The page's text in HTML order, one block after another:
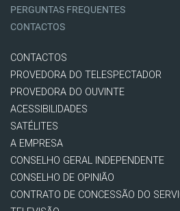
PERGUNTAS FREQUENTES
CONTACTOS
CONTACTOS
PROVEDORA DO TELESPECTADOR
PROVEDORA DO OUVINTE
ACESSIBILIDADES
SATÉLITES
A EMPRESA
CONSELHO GERAL INDEPENDENTE
CONSELHO DE OPINIÃO
CONTRATO DE CONCESSÃO DO